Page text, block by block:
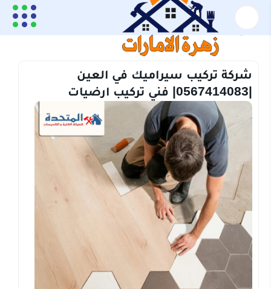
الرئيسية
تركيب سيراميك
شركة تركيب سيراميك في العين |0567414083| فني تركيب
ارضيات
شركة تركيب سيراميك في العين
|0567414083| فني تركيب ارضيات